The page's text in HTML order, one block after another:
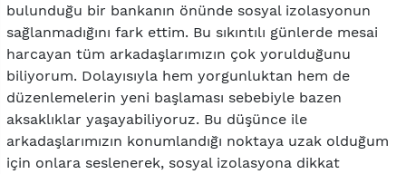
bulunduğu bir bankanın önünde sosyal izolasyonun
sağlanmadığını fark ettim. Bu sıkıntılı günlerde mesai
harcayan tüm arkadaşlarımızın çok yorulduğunu
biliyorum. Dolayısıyla hem yorgunluktan hem de
düzenlemelerin yeni başlaması sebebiyle bazen
aksaklıklar yaşayabiliyoruz. Bu düşünce ile
arkadaşlarımızın konumlandığı noktaya uzak olduğum
için onlara seslenerek, sosyal izolasyona dikkat